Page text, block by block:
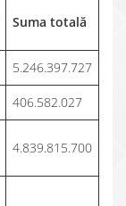
Suma totală
5.246.397.727
406.582.027
4.839.815.700